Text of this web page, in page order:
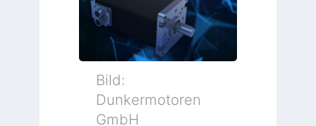
c
h
g
e
u
t
e
y
Bild:
Dunkermotoren
GmbH